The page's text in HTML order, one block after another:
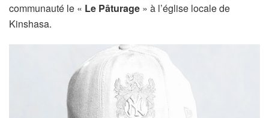
communauté le « Le Pâturage » à l’église locale de
Kinshasa.